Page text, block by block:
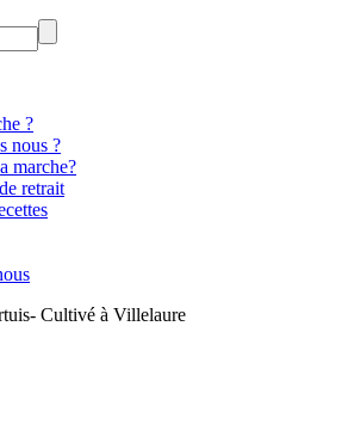
?
nous ?
marche?
retrait
Cultivé à Villelaure